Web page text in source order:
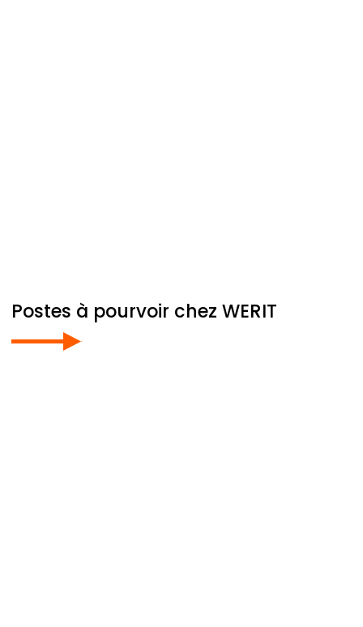
Postes à pourvoir chez WERIT